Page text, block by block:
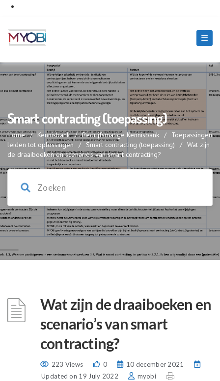
Smart contracting (toepassing)
Home / Kennisbank / Bedrijfsmatige Kennisbank /
Toepassingen
leiden tot oplossingen
/ Smart contracting (toepassing) / Wat zijn
de draaiboeken en scenario’s van smart contracting?
Wat zijn de draaiboeken en
scenario’s van smart
contracting?
223 Views 0
10 december 2021
Updated on 19 July 2022
myobi